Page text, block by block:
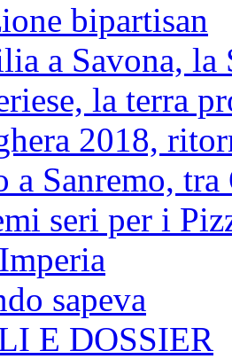
bipartisan
a Savona, la
la terra
2018,
a Sanremo,
seri per i
sapeva
E DOSSIER